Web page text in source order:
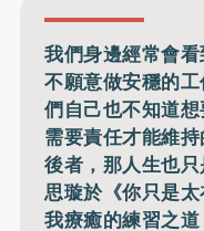
我們身邊經常會看
不願意做安穩的
們自己也不知道
需要責任才能維
後者，那人生也
思璇於《你只是
我療癒的練習之